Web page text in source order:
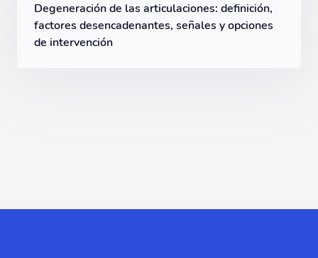
Degeneración de las articulaciones: definición,
factores desencadenantes, señales y opciones
de intervención